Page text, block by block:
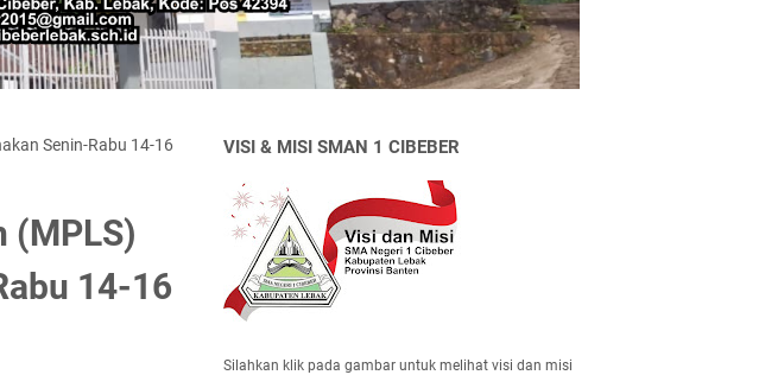
Senin-Rabu 14-16
(MPLS)
14-16
VISI & MISI SMAN 1 CIBEBER
Silahkan klik pada gambar untuk melihat visi dan misi